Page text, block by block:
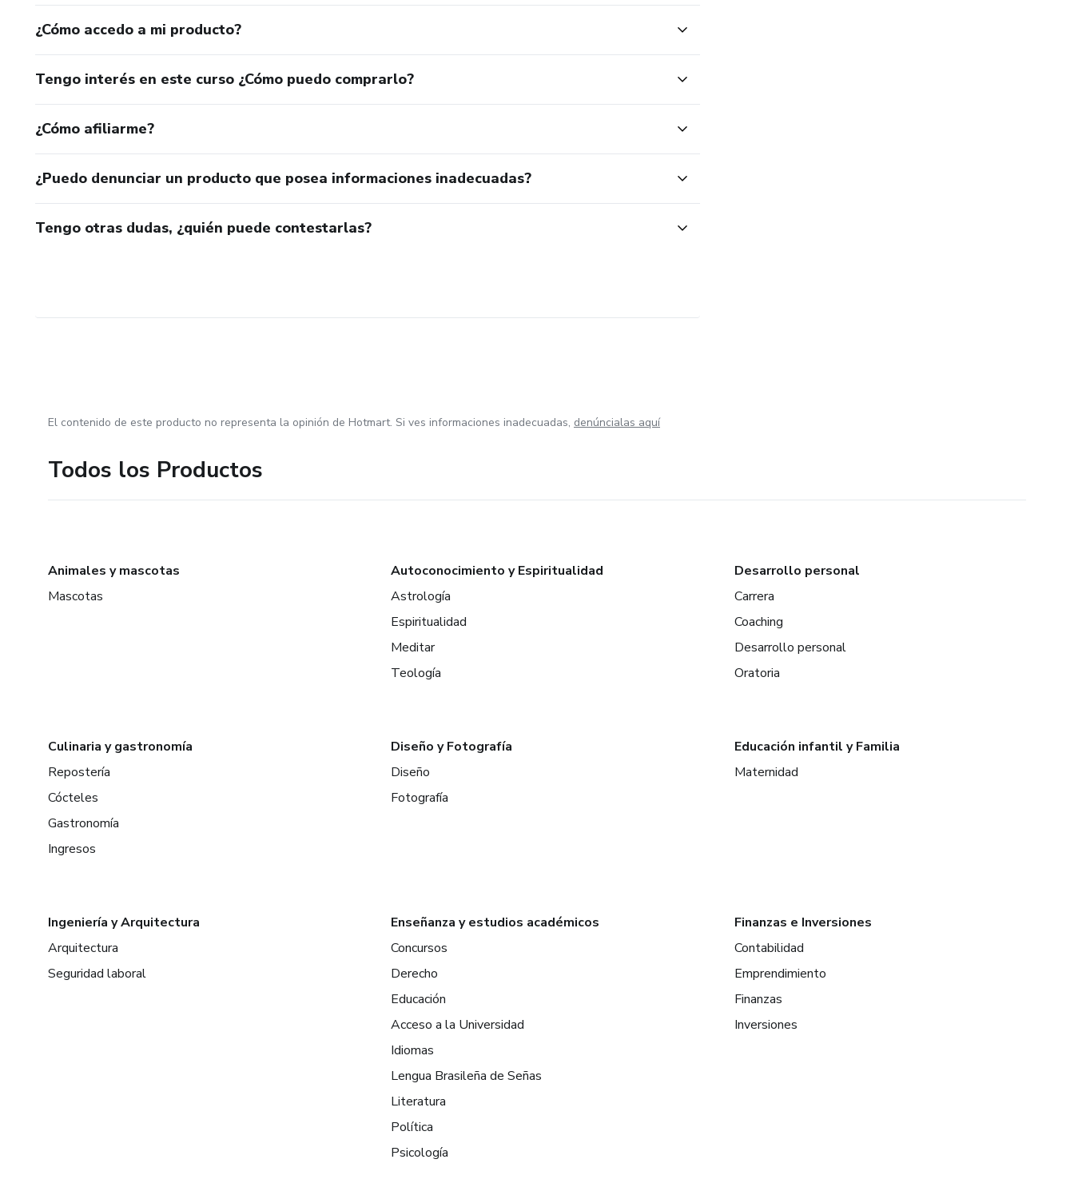
¿Cómo accedo a mi producto?
Tengo interés en este curso ¿Cómo puedo comprarlo?
¿Cómo afiliarme?
¿Puedo denunciar un producto que posea informaciones inadecuadas?
Tengo otras dudas, ¿quién puede contestarlas?
El contenido de este producto no representa la opinión de Hotmart. Si ves informaciones inadecuadas, denúncialas aquí
Todos los Productos
Animales y mascotas
Mascotas
Autoconocimiento y Espiritualidad
Astrología
Espiritualidad
Meditar
Teología
Desarrollo personal
Carrera
Coaching
Desarrollo personal
Oratoria
Culinaria y gastronomía
Repostería
Cócteles
Gastronomía
Ingresos
Diseño y Fotografía
Diseño
Fotografía
Educación infantil y Familia
Maternidad
Ingeniería y Arquitectura
Arquitectura
Seguridad laboral
Enseñanza y estudios académicos
Concursos
Derecho
Educación
Acceso a la Universidad
Idiomas
Lengua Brasileña de Señas
Literatura
Política
Psicología
Finanzas e Inversiones
Contabilidad
Emprendimiento
Finanzas
Inversiones